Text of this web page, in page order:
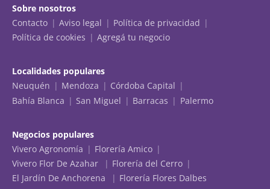
Sobre nosotros
Contacto
Aviso legal
Política de privacidad
Política de cookies
Agregá tu negocio
Localidades populares
Neuquén
Mendoza
Córdoba Capital
Bahía Blanca
San Miguel Barracas Palermo
Negocios populares
Vivero Agronomía
Florería Amico
Vivero Flor De Azahar
Florería del Cerro
El Jardín De Anchorena
Florería Flores Dalbes